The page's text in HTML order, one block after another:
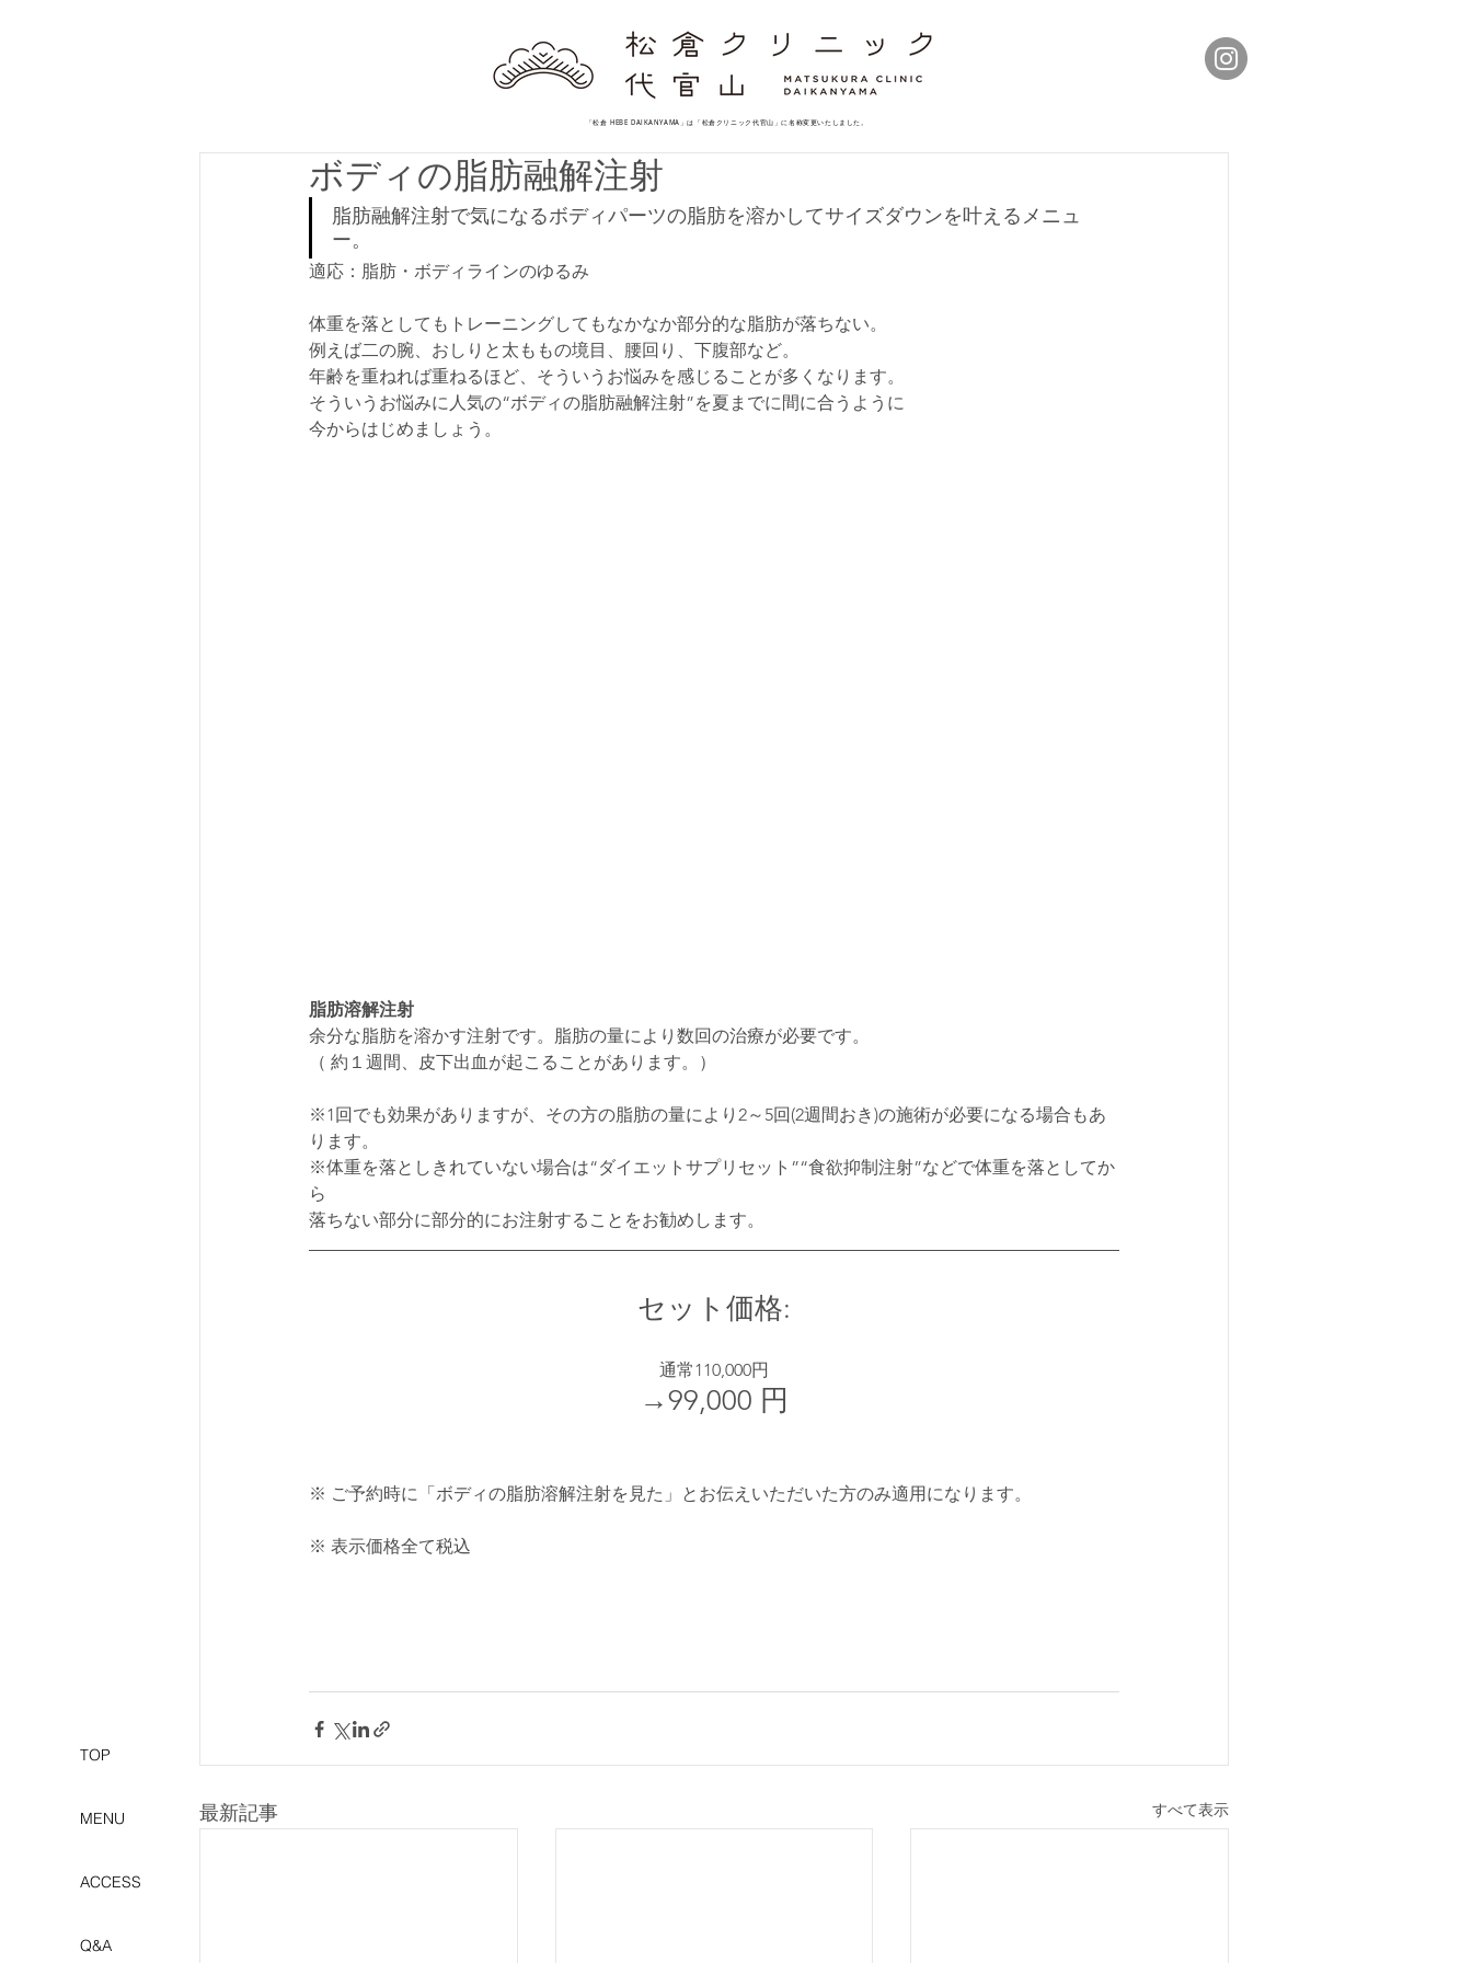
「松倉 HEBE DAIKANYAMA」は「松倉クリニック代官山」に名称変更いたしました。
ボディの脂肪融解注射
脂肪融解注射で気になるボディパーツの脂肪を溶かしてサイズダウンを叶えるメニュ
ー。
適応：脂肪・ボディラインのゆるみ
体重を落としてもトレーニングしてもなかなか部分的な脂肪が落ちない。
例えば二の腕、おしりと太ももの境目、腰回り、下腹部など。
年齢を重ねれば重ねるほど、そういうお悩みを感じることが多くなります。
そういうお悩みに人気の“ボディの脂肪融解注射”を夏までに間に合うように
今からはじめましょう。
脂肪溶解注射
余分な脂肪を溶かす注射です。脂肪の量により数回の治療が必要です。
（ 約１週間、皮下出血が起こることがあります。）
※1回でも効果がありますが、その方の脂肪の量により2～5回(2週間おき)の施術が必要になる場合もあ
ります。
※体重を落としきれていない場合は“ダイエットサプリセット”“食欲抑制注射”などで体重を落としてか
ら
落ちない部分に部分的にお注射することをお勧めします。
セット価格:
通常110,000円
→99,000 円
※ ご予約時に「ボディの脂肪溶解注射を見た」とお伝えいただいた方のみ適用になります。
※ 表示価格全て税込
最新記事 すべて表示
TOP
MENU
ACCESS
Q&A